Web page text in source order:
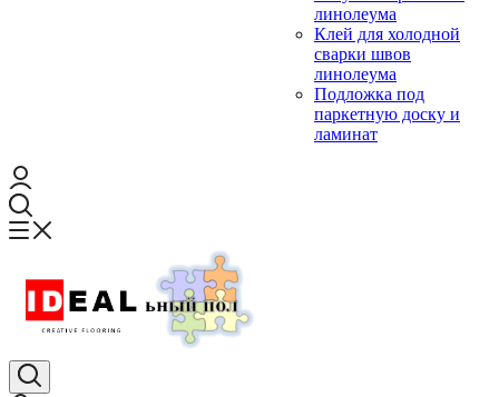
линолеума
Клей для холодной
сварки швов
линолеума
Подложка под
паркетную доску и
ламинат